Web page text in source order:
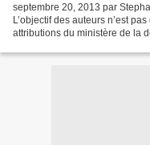
septembre 20, 2013 par
L’objectif des auteurs n’est
attributions du ministère de la